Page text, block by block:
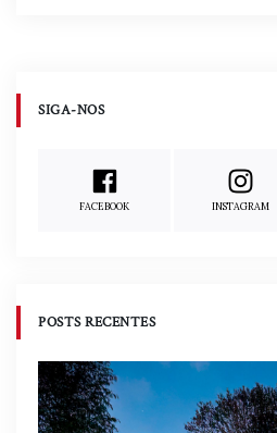
SIGA-NOS
FACEBOOK INSTAGRAM
POSTS RECENTES